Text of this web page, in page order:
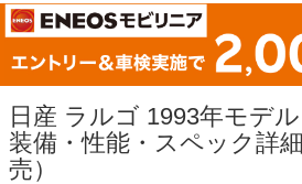
日産 ラルゴ 1993年モデル
装備・性能・スペック詳
売）